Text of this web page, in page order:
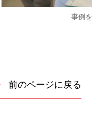
事例
前のページに戻る